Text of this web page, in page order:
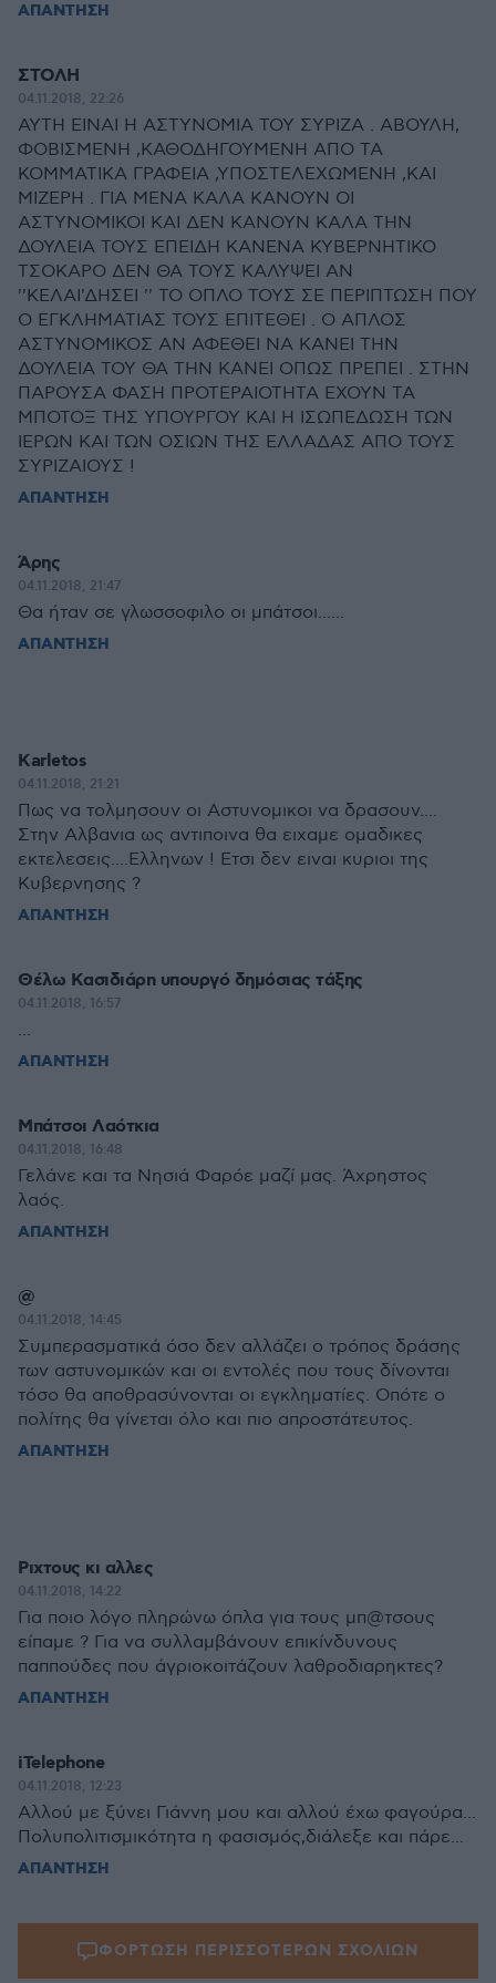
ΑΠΑΝΤΗΣΗ
ΣΤΟΛΗ
04.11.2018, 22:26
ΑΥΤΗ ΕΙΝΑΙ Η ΑΣΤΥΝΟΜΙΑ ΤΟΥ ΣΥΡΙΖΑ . ΑΒΟΥΛΗ,
ΦΟΒΙΣΜΕΝΗ ,ΚΑΘΟΔΗΓΟΥΜΕΝΗ ΑΠΟ ΤΑ
ΚΟΜΜΑΤΙΚΑ ΓΡΑΦΕΙΑ ,ΥΠΟΣΤΕΛΕΧΩΜΕΝΗ ,ΚΑΙ
ΜΙΖΕΡΗ . ΓΙΑ ΜΕΝΑ ΚΑΛΑ ΚΑΝΟΥΝ ΟΙ
ΑΣΤΥΝΟΜΙΚΟΙ ΚΑΙ ΔΕΝ ΚΑΝΟΥΝ ΚΑΛΑ ΤΗΝ
ΔΟΥΛΕΙΑ ΤΟΥΣ ΕΠΕΙΔΗ ΚΑΝΕΝΑ ΚΥΒΕΡΝΗΤΙΚΟ
ΤΣΟΚΑΡΟ ΔΕΝ ΘΑ ΤΟΥΣ ΚΑΛΥΨΕΙ ΑΝ
''ΚΕΛΑΙ'ΔΗΣΕΙ '' ΤΟ ΟΠΛΟ ΤΟΥΣ ΣΕ ΠΕΡΙΠΤΩΣΗ ΠΟΥ
Ο ΕΓΚΛΗΜΑΤΙΑΣ ΤΟΥΣ ΕΠΙΤΕΘΕΙ . Ο ΑΠΛΟΣ
ΑΣΤΥΝΟΜΙΚΟΣ ΑΝ ΑΦΕΘΕΙ ΝΑ ΚΑΝΕΙ ΤΗΝ
ΔΟΥΛΕΙΑ ΤΟΥ ΘΑ ΤΗΝ ΚΑΝΕΙ ΟΠΩΣ ΠΡΕΠΕΙ . ΣΤΗΝ
ΠΑΡΟΥΣΑ ΦΑΣΗ ΠΡΟΤΕΡΑΙΟΤΗΤΑ ΕΧΟΥΝ ΤΑ
ΜΠΟΤΟΞ ΤΗΣ ΥΠΟΥΡΓΟΥ ΚΑΙ Η ΙΣΩΠΕΔΩΣΗ ΤΩΝ
ΙΕΡΩΝ ΚΑΙ ΤΩΝ ΟΣΙΩΝ ΤΗΣ ΕΛΛΑΔΑΣ ΑΠΟ ΤΟΥΣ
ΣΥΡΙΖΑΙΟΥΣ !
ΑΠΑΝΤΗΣΗ
Άρης
04.11.2018, 21:47
Θα ήταν σε γλωσσοφιλο οι μπάτσοι......
ΑΠΑΝΤΗΣΗ
Κarletos
04.11.2018, 21:21
Πως να τολμησουν οι Αστυνομικοι να δρασουν....
Στην Αλβανια ως αντιποινα θα ειχαμε ομαδικες
εκτελεσεις....Ελληνων ! Ετσι δεν ειναι κυριοι της
Κυβερνησης ?
ΑΠΑΝΤΗΣΗ
Θέλω Kασιδιάρn υπουργό δημόσιας τάξης
04.11.2018, 16:57
...
ΑΠΑΝΤΗΣΗ
Μπάτσοι Λαότκια
04.11.2018, 16:48
Γελάνε και τα Νησιά Φαρόε μαζί μας. Άχρηστος
λαός.
ΑΠΑΝΤΗΣΗ
@
04.11.2018, 14:45
Συμπερασματικά όσο δεν αλλάζει ο τρόπος δράσης
των αστυνομικών και οι εντολές που τους δίνονται
τόσο θα αποθρασύνονται οι εγκληματίες. Οπότε ο
πολίτης θα γίνεται όλο και πιο απροστάτευτος.
ΑΠΑΝΤΗΣΗ
Ριχτους κι αλλες
04.11.2018, 14:22
Για ποιο λόγο πληρώνω όπλα για τους μπ@τσους
είπαμε ? Για να συλλαμβάνουν επικίνδυνους
παππούδες που άγριοκοιτάζουν λαθροδιαρηκτες?
ΑΠΑΝΤΗΣΗ
iTelephone
04.11.2018, 12:23
Αλλού με ξύνει Γιάννη μου και αλλού έχω φαγούρα...
Πολυπολιτισμικότητα η φασισμός,διάλεξε και πάρε...
ΑΠΑΝΤΗΣΗ
ΦΟΡΤΩΣΗ ΠΕΡΙΣΣΟΤΕΡΩΝ ΣΧΟΛΙΩΝ